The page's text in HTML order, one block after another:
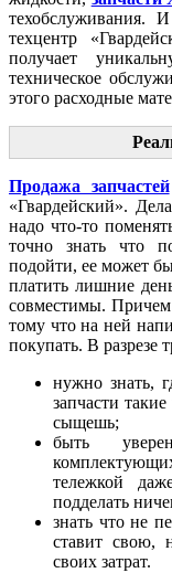
техобслуживания.
техцентр
получает
техническое
этого расходные
Продажа запчастей
«Гвардейский».
надо что-то
точно знать что
подойти, ее может
платить лишние
совместимы. Причем
тому что на ней
покупать. В разрезе
нужно знать,
запчасти
сыщешь;
быть
тележкой
подделать
знать что не
ставит свою,
своих затрат.